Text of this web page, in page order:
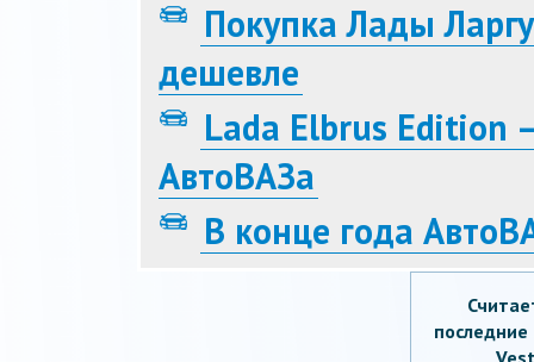
Покупка Лады
дешевле
Lada Elbrus Edition
АвтоВАЗа
В конце года